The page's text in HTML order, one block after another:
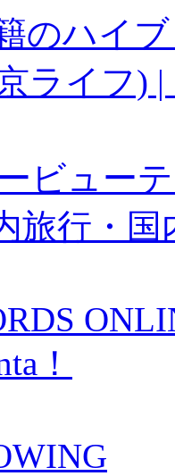
のハイ
ライフ)
ビュー
旅行・
！